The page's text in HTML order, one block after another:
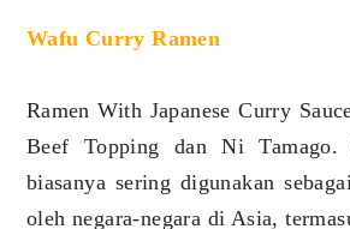
Wafu Curry Ramen
Ramen With Japanese Curry
Beef Topping dan Ni
biasanya sering digunakan
oleh negara-negara di Asia,